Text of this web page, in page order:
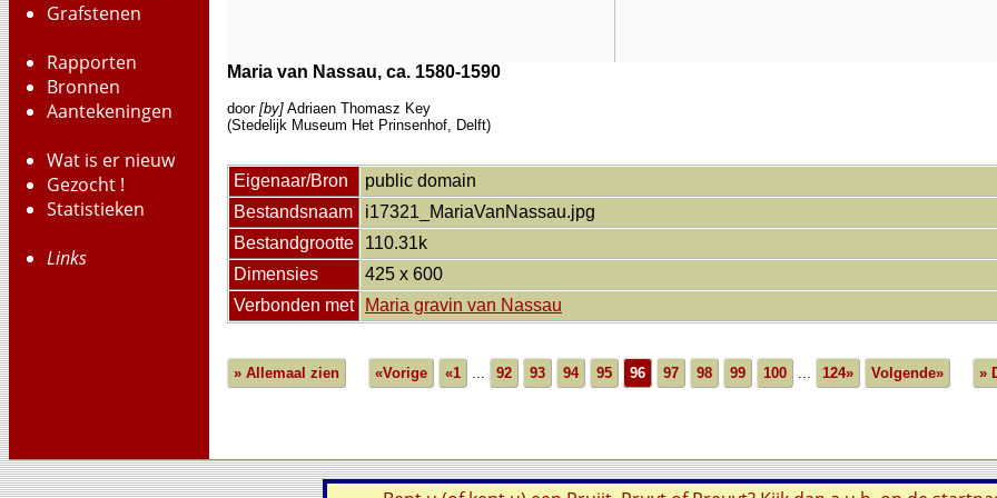
Grafstenen
Rapporten
Bronnen
Aantekeningen
Wat is er nieuw
Gezocht !
Statistieken
Links
Maria van Nassau, ca. 1580-1590
door [by] Adriaen Thomasz Key
(Stedelijk Museum Het Prinsenhof, Delft)
Eigenaar/Bron
public domain
Bestandsnaam
i17321_MariaVanNassau.jpg
Bestandgrootte
110.31k
Dimensies
425 x 600
Verbonden met
Maria gravin van Nassau
» Allemaal zien «Vorige «1 ... 92 93 94 95 96 97 98 99 100 ... 124» Volgende» »